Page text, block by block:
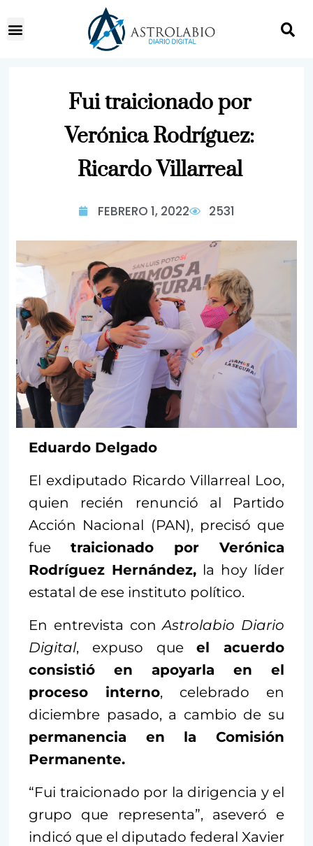
Fui traicionado por
Verónica Rodríguez:
Ricardo Villarreal
FEBRERO 1, 2022 2531
Eduardo Delgado
El exdiputado Ricardo Villarreal Loo,
quien recién renunció al Partido
Acción Nacional (PAN), precisó que
fue traicionado por Verónica
Rodríguez Hernández, la hoy líder
estatal de ese instituto político.
En entrevista conAstrolabio Diario
Digital, expuso queel acuerdo
consistió en apoyarla en el
proceso interno, celebrado en
diciembre pasado, a cambio de su
permanencia en la Comisión
Permanente.
“Fui traicionado por la dirigencia y el
grupo que representa”, aseveró e
indicó que el diputado federal Xavier